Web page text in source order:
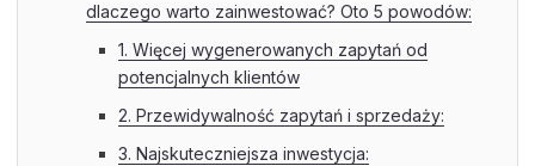
dlaczego warto zainwestować? Oto 5 powodów:
1. Więcej wygenerowanych zapytań od
potencjalnych klientów
2. Przewidywalność zapytań i sprzedaży:
3. Najskuteczniejsza inwestycja: